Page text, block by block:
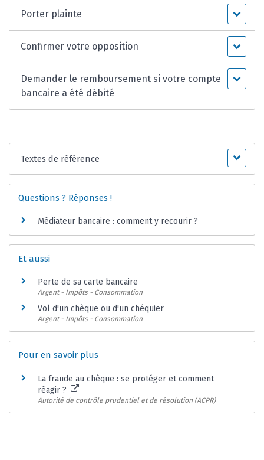
Porter plainte
Confirmer votre opposition
Demander le remboursement si votre compte
bancaire a été débité
Textes de référence
Questions ? Réponses !
Médiateur bancaire : comment y recourir ?
Et aussi
Perte de sa carte bancaire
Argent - Impôts - Consommation
Vol d'un chèque ou d'un chéquier
Argent - Impôts - Consommation
Pour en savoir plus
La fraude au chèque : se protéger et comment
réagir ?
Autorité de contrôle prudentiel et de résolution (ACPR)